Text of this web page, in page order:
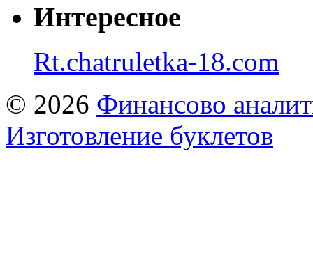
Интересное
Rt.chatruletka-18.com
© 2026 Финансово
Изготовление буклетов